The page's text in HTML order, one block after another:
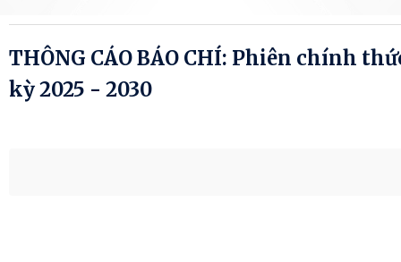
THÔNG CÁO BÁO CHÍ: Phiên chính
kỳ 2025 - 2030